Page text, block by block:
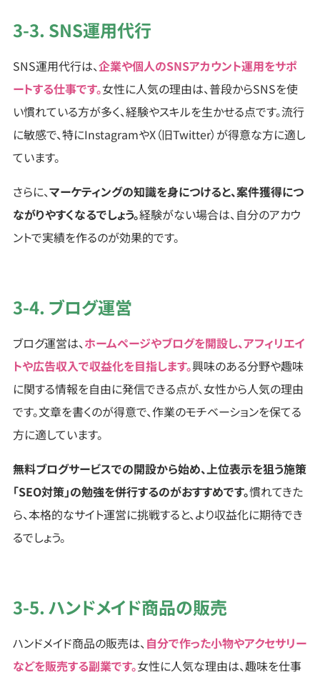
3-3. SNS運用代行
SNS運用代行は、企業や個人のSNSアカウント運用をサポ
ートする仕事です。女性に人気の理由は、普段からSNSを使
い慣れている方が多く、経験やスキルを生かせる点です。流行
に敏感で、特にInstagramやX（旧Twitter）が得意な方に適し
ています。
さらに、マーケティングの知識を身につけると、案件獲得につ
ながりやすくなるでしょう。経験がない場合は、自分のアカウ
ントで実績を作るのが効果的です。
3-4. ブログ運営
ブログ運営は、ホームページやブログを開設し、アフィリエイ
トや広告収入で収益化を目指します。興味のある分野や趣味
に関する情報を自由に発信できる点が、女性から人気の理由
です。文章を書くのが得意で、作業のモチベーションを保てる
方に適しています。
無料ブログサービスでの開設から始め、上位表示を狙う施策
「SEO対策」の勉強を併行するのがおすすめです。慣れてきた
ら、本格的なサイト運営に挑戦すると、より収益化に期待でき
るでしょう。
3-5. ハンドメイド商品の販売
ハンドメイド商品の販売は、自分で作った小物やアクセサリー
などを販売する副業です。女性に人気な理由は、趣味を仕事